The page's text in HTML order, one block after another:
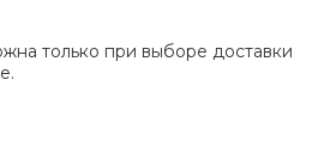
только при выборе доставки